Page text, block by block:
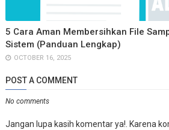
5 Cara Aman Membersihkan File
Sistem (Panduan Lengkap)
OCTOBER 16, 2025
POST A COMMENT
No comments
Jangan lupa kasih komentar ya!. Karena